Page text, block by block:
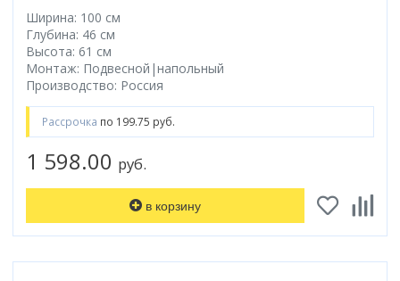
Ширина: 100 см
Глубина: 46 см
Высота: 61 см
Монтаж: Подвесной|напольный
Производство: Россия
Рассрочка по 199.75 руб.
1 598.00 руб.
в корзину